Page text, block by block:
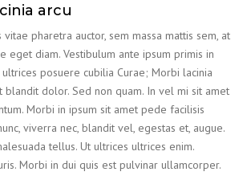
arcu
vitae pharetra auctor, sem massa mattis sem, at
eget diam. Vestibulum ante ipsum primis in
posuere cubilia Curae; Morbi lacinia
blandit dolor. Sed non quam. In vel mi sit amet
Morbi in ipsum sit amet pede facilisis
viverra nec, blandit vel, egestas et, augue.
tellus. Ut ultrices ultrices enim.
Morbi in dui quis est pulvinar ullamcorper.